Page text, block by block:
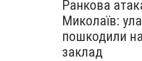
Ранкова
Миколаїв:
пошкодили
заклад